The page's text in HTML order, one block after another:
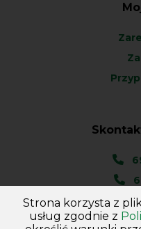
Ul.
46-
Strona korzysta z
usług zgodnie z